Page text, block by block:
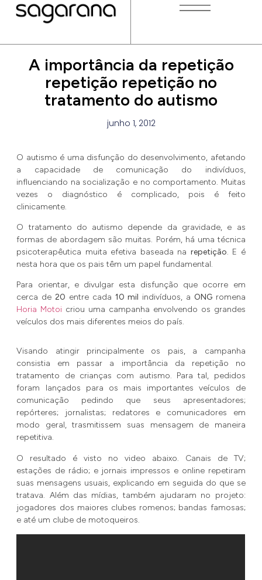
A importância da repetição
repetição repetição no
tratamento do autismo
junho 1, 2012
O autismo é uma disfunção do desenvolvimento, afetando
a capacidade de comunicação do indivíduos,
influenciando na socialização e no comportamento. Muitas
vezes o diagnóstico é complicado, pois é feito
clinicamente.
O tratamento do autismo depende da gravidade, e as
formas de abordagem são muitas. Porém, há uma técnica
psicoterapêutica muita efetiva baseada na repetição. E é
nesta hora que os pais têm um papel fundamental.
Para orientar, e divulgar esta disfunção que ocorre em
cerca de20 entre cada 10 mil indivíduos, a ONGromena
Horia Motoi criou uma campanha envolvendo os grandes
veículos dos mais diferentes meios do país.
Visando atingir principalmente os pais, a campanha
consistia em passar a importância da repetição no
tratamento de crianças com autismo. Para tal, pedidos
foram lançados para os mais importantes veículos de
comunicação pedindo que seus apresentadores;
repórteres; jornalistas; redatores e comunicadores em
modo geral, trasmitissem suas mensagem de maneira
repetitiva.
O resultado é visto no video abaixo. Canais de TV;
estações de rádio; e jornais impressos e online repetiram
suas mensagens usuais, explicando em seguida do que se
tratava. Além das mídias, também ajudaram no projeto:
jogadores dos maiores clubes romenos; bandas famosas;
e até um clube de motoqueiros.